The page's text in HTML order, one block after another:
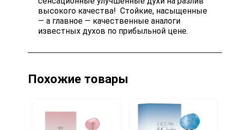
высокого качества! Стойкие, насыщенные
— а главное — качественные аналоги
известных духов по прибыльной цене.
Похожие товары